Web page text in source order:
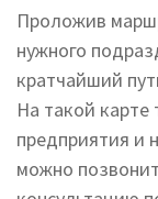
Проложив
нужного
кратчайший
На такой карте
предприятия и
можно